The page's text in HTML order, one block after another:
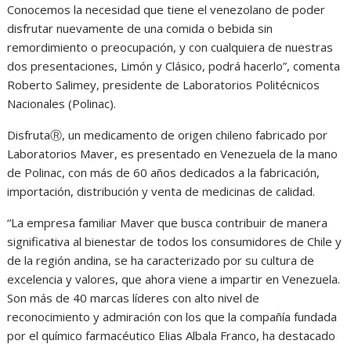
Conocemos la necesidad que tiene el venezolano de poder
disfrutar nuevamente de una comida o bebida sin
remordimiento o preocupación, y con cualquiera de nuestras
dos presentaciones, Limón y Clásico, podrá hacerlo”, comenta
Roberto Salimey, presidente de Laboratorios Politécnicos
Nacionales (Polinac).
DisfrutaⓇ, un medicamento de origen chileno fabricado por
Laboratorios Maver, es presentado en Venezuela de la mano
de Polinac, con más de 60 años dedicados a la fabricación,
importación, distribución y venta de medicinas de calidad.
“La empresa familiar Maver que busca contribuir de manera
significativa al bienestar de todos los consumidores de Chile y
de la región andina, se ha caracterizado por su cultura de
excelencia y valores, que ahora viene a impartir en Venezuela.
Son más de 40 marcas líderes con alto nivel de
reconocimiento y admiración con los que la compañía fundada
por el químico farmacéutico Elias Albala Franco, ha destacado